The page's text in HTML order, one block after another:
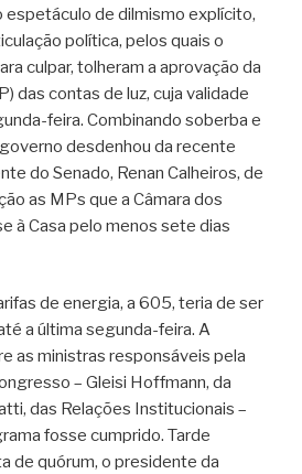
espetáculo de dilmismo explícito,
política, pelos quais o
culpar, tolheram a aprovação da
das contas de luz, cuja validade
feira. Combinando soberba e
desdenhou da recente
do Senado, Renan Calheiros, de
as MPs que a Câmara dos
à Casa pelo menos sete dias
de energia, a 605, teria de ser
a última segunda-feira. A
as ministras responsáveis pela
– Gleisi Hoffmann, da
das Relações Institucionais –
fosse cumprido. Tarde
de quórum, o presidente da